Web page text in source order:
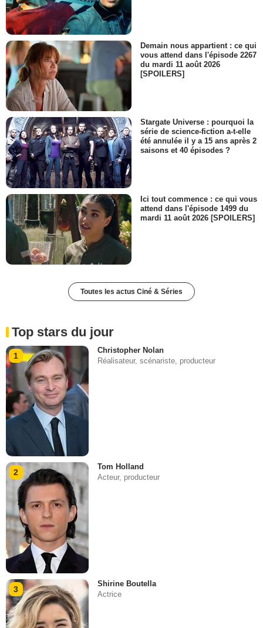
Demain nous appartient : ce qui
vous attend dans l'épisode 2267
du mardi 11 août 2026
[SPOILERS]
Stargate Universe : pourquoi la
série de science-fiction a-t-elle
été annulée il y a 15 ans après 2
saisons et 40 épisodes ?
Ici tout commence : ce qui vous
attend dans l'épisode 1499 du
mardi 11 août 2026 [SPOILERS]
Toutes les actus Ciné & Séries
Top stars du jour
1
Christopher Nolan
Réalisateur, scénariste, producteur
2
Tom Holland
Acteur, producteur
3
Shirine Boutella
Actrice